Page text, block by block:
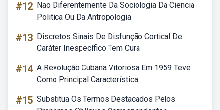
#12 Nao Diferentemente Da Sociologia Da Ciencia
Politica Ou Da Antropologia
#13 Discretos Sinais De Disfunção Cortical De
Caráter Inespecífico Tem Cura
#14 A Revolução Cubana Vitoriosa Em 1959 Teve
Como Principal Característica
#15 Substitua Os Termos Destacados Pelos